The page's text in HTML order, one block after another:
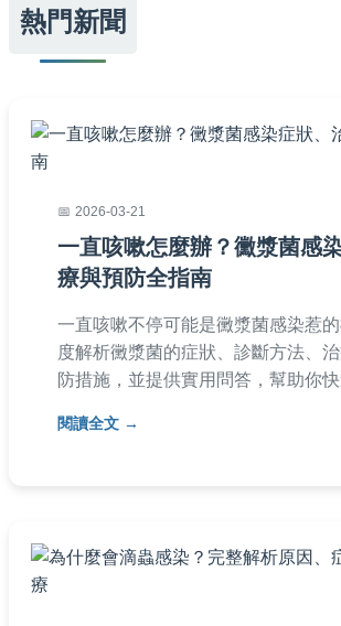
熱門新聞
2026-03-21
一直咳嗽怎麼辦？黴漿菌感
療與預防全指南
一直咳嗽不停可能是黴漿菌感染惹
度解析黴漿菌的症狀、診斷方法、
防措施，並提供實用問答，幫助你
求，讓健康恢復更簡單。
閱讀全文